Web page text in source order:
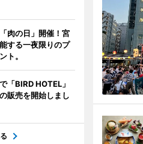
肉の日」開催！宮
する一夜限りのプ
ト。
「BIRD HOTEL」
販売を開始しまし